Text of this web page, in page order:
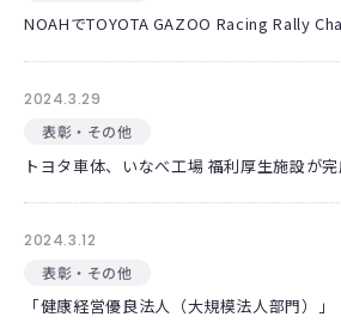
NOAHでTOYOTA GAZOO Racing Rally
2024.3.29
表彰・その他
トヨタ車体、いなべ工場 福利厚生施設が
2024.3.12
表彰・その他
「健康経営優良法人（大規模法人部門）